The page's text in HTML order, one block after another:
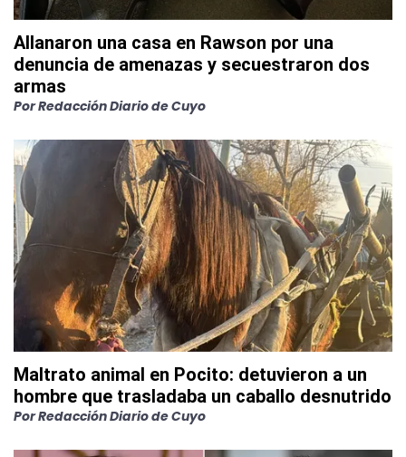
Allanaron una casa en Rawson por una
denuncia de amenazas y secuestraron dos
armas
PorRedacción Diario de Cuyo
Maltrato animal en Pocito: detuvieron a un
hombre que trasladaba un caballo desnutrido
PorRedacción Diario de Cuyo